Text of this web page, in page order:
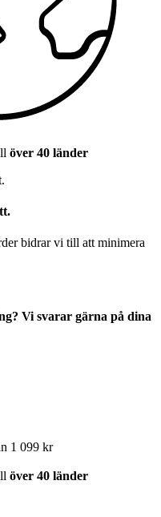
över 40 länder
bidrar vi till att minimera
Vi svarar gärna på dina
1 099 kr
över 40 länder